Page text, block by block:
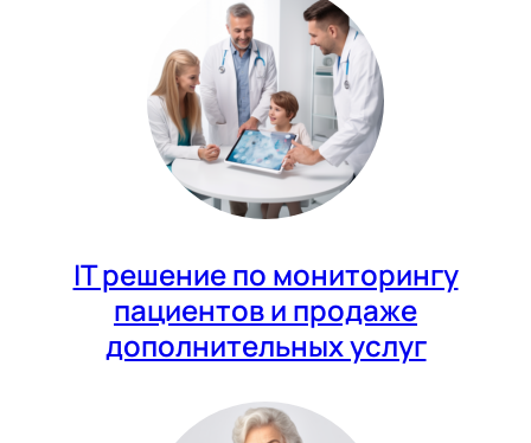
IT решение по мониторингу
пациентов и продаже
дополнительных услуг